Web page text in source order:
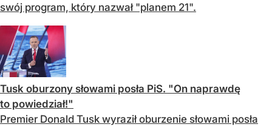
swój program, który nazwał "planem 21".
Tusk oburzony słowami posła PiS. "On naprawdę
to powiedział!"
Premier Donald Tusk wyraził oburzenie słowami posła